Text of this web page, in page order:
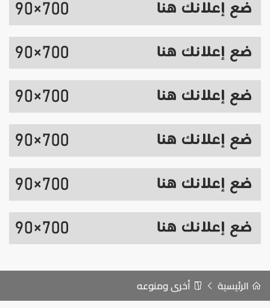
الرئيسية أخرى ومنوعه